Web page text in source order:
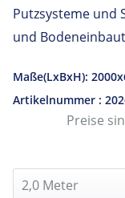
Putzsysteme und
und
Maße(LxBxH):
Artikelnummer :
Preise